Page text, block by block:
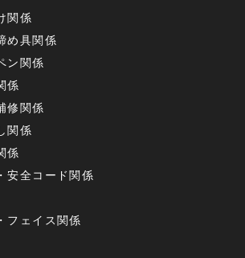
関係
め具関係
ン関係
係
修関係
関係
係
安全コード関係
フェイス関係